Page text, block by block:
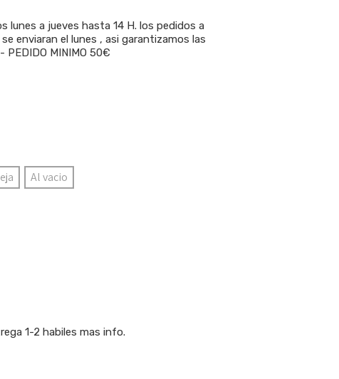
lunes a jueves hasta 14 H. los pedidos a
enviaran el lunes , asi garantizamos las
MINIMO 50€
Al vacio
1-2 habiles mas info.